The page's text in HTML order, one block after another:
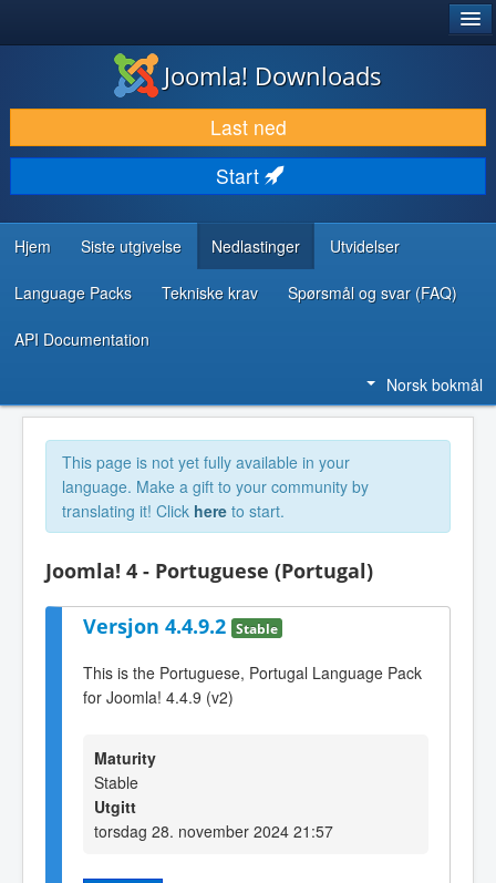
LAST NED & UTVID
OPPDAG & LÆR
SAMFUNN & BRUKERSTØTTE
UTVIKLINGSRESSURSER
Joomla! Downloads
Last ned
Start
Hjem Siste utgivelse Nedlastinger Utvidelser
Language Packs Tekniske krav Spørsmål og svar (FAQ)
API Documentation
Norsk bokmål
This page is not yet fully available in your
language. Make a gift to your community by
translating it! Click here to start.
Joomla! 4 - Portuguese (Portugal)
Versjon 4.4.9.2 Stable
This is the Portuguese, Portugal Language Pack
for Joomla! 4.4.9 (v2)
Maturity
Stable
Utgitt
torsdag 28. november 2024 21:57